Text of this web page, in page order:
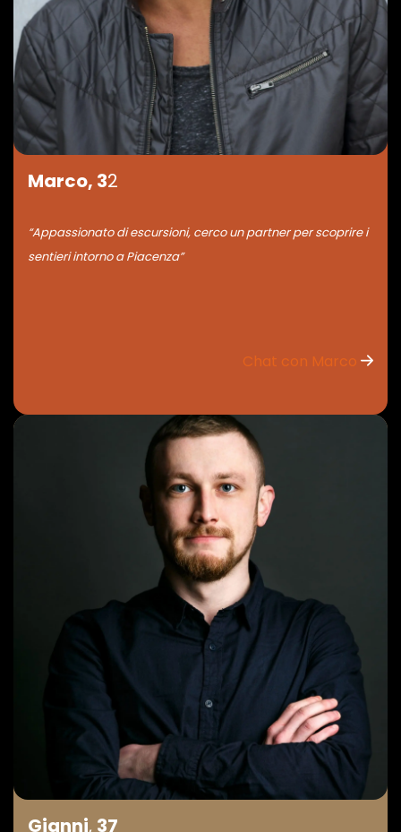
Marco, 32
“Appassionato di escursioni, cerco un partner per scoprire i
sentieri intorno a Piacenza”
Chat con Marco
Gianni, 37